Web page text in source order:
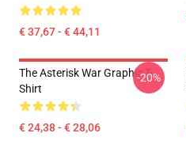
€ 37,67 - € 44,11
The Asterisk War Graphic T-
Shirt
€ 24,38 - € 28,06
-20%